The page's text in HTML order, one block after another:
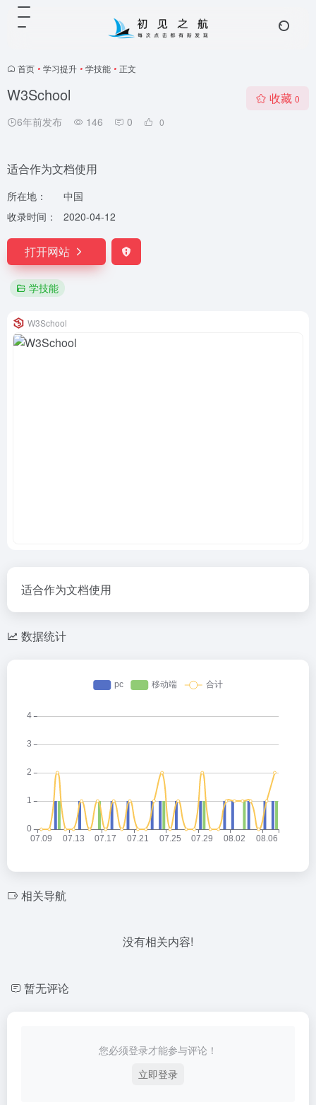
首页 • 学习提升 • 学技能 • 正文
W3School
6年前发布 146 0 0
收藏 0
适合作为文档使用
所在地：
中国
收录时间：
2020-04-12
打开网站
学技能
W3School
适合作为文档使用
数据统计
相关导航
没有相关内容!
暂无评论
您必须登录才能参与评论！
立即登录